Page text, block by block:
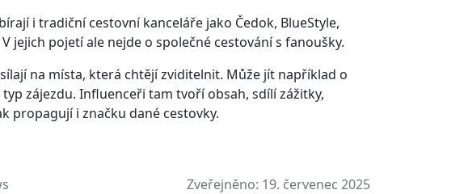
i tradiční cestovní kanceláře jako Čedok, BlueStyle,
jejich pojetí ale nejde o společné cestování s fanoušky.
na místa, která chtějí zviditelnit. Může jít například o
zájezdu. Influenceři tam tvoří obsah, sdílí zážitky,
propagují i značku dané cestovky.
Zveřejněno: 19. červenec 2025